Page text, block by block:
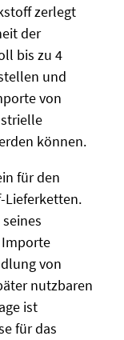
zerlegt
der
bis zu 4
und
von
können.
für den
Lieferketten.
von
nutzbaren
ist
für das